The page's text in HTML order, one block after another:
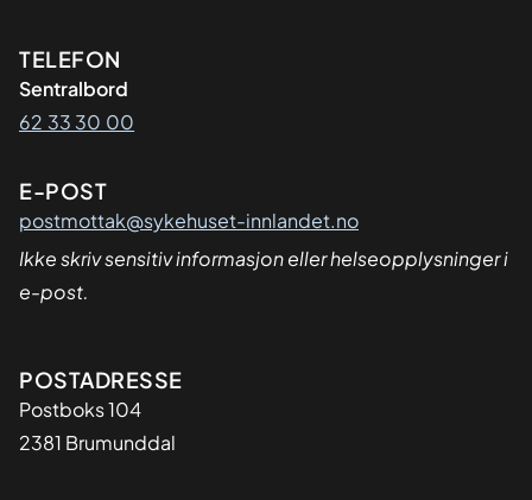
Kontaktinformasjon
TELEFON
Sentralbord
62 33 30 00
E-POST
postmottak@sykehuset-innlandet.no
Ikke skriv sensitiv informasjon eller helseopplysninger i
e-post.
Adresse
POSTADRESSE
Postboks 104
2381 Brumunddal